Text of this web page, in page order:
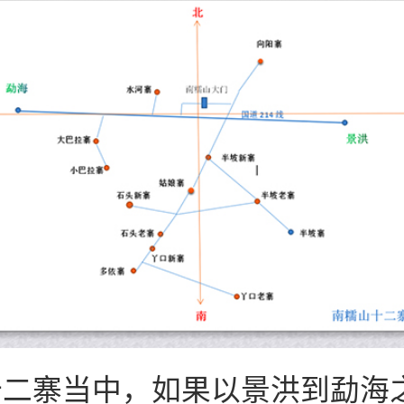
寨当中，如果以景洪到勐海